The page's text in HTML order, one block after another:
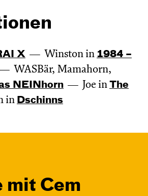
X Winston in 1984 –
WASBär, Mamahorn,
NEIN­horn Joe in The
in Dschinns
mit Cem